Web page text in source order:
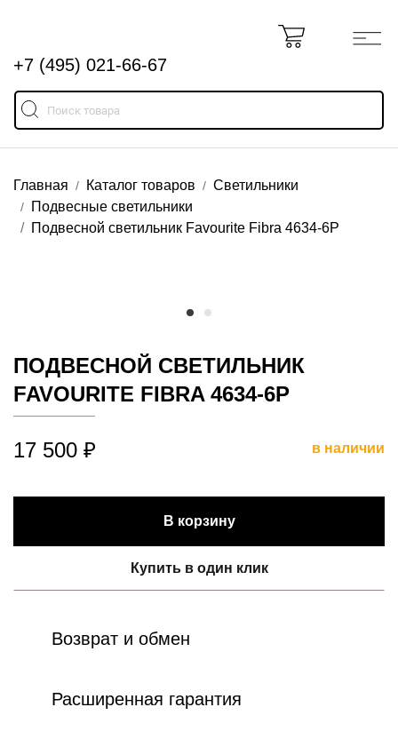
+7 (495) 021-66-67
Главная Каталог товаров
Светильники
Подвесные светильники
Подвесной светильник Favourite Fibra 4634-6P
ПОДВЕСНОЙ СВЕТИЛЬНИК
FAVOURITE FIBRA 4634-6P
17 500 ₽ в наличии
В корзину
Купить в один клик
Возврат и обмен
Расширенная гарантия